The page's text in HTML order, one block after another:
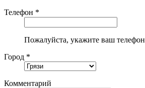
Телефон *
Пожалуйста, укажите ваш телефон
Город *
Комментарий